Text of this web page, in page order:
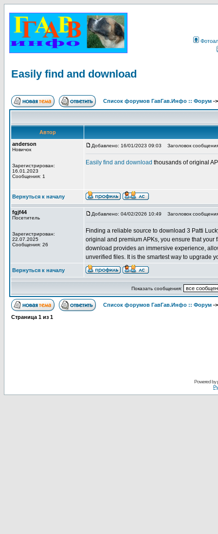
Easily find and download
Список форумов ГавГав.Инфо :: Форум -
Автор
anderson
Новичок
Зарегистрирован:
16.01.2023
Сообщения: 1
Добавлено: 16/01/2023 09:03 Заголовок
Easily find and download thousands of original
Вернуться к началу
fgjf44
Посетитель
Зарегистрирован:
22.07.2025
Сообщения: 26
Добавлено: 04/02/2026 10:49 Заголовок
Finding a reliable source to download 3 Patti
original and premium APKs, you ensure that
download provides an immersive experience,
unverified files. It is the smartest way to upgrade
Вернуться к началу
Показать сообщения:
Список форумов ГавГав.Инфо :: Форум -
Страница 1 из 1
Powered by